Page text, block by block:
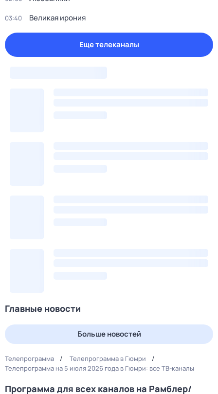
03:40 Великая ирония
Еще телеканалы
Главные новости
Больше новостей
Телепрограмма
Телепрограмма в Гюмри
Телепрограмма на 5 июля 2026 года в Гюмри: все ТВ-каналы
Программа для всех каналов на Рамблер/